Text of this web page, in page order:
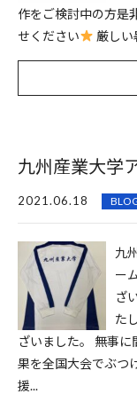
作をご検討中の方是
せください
厳しい
九州産業大学
2021.06.18
九
ー
ざ
た
ざいました。 無事
果を全国大会でぶつ
援...